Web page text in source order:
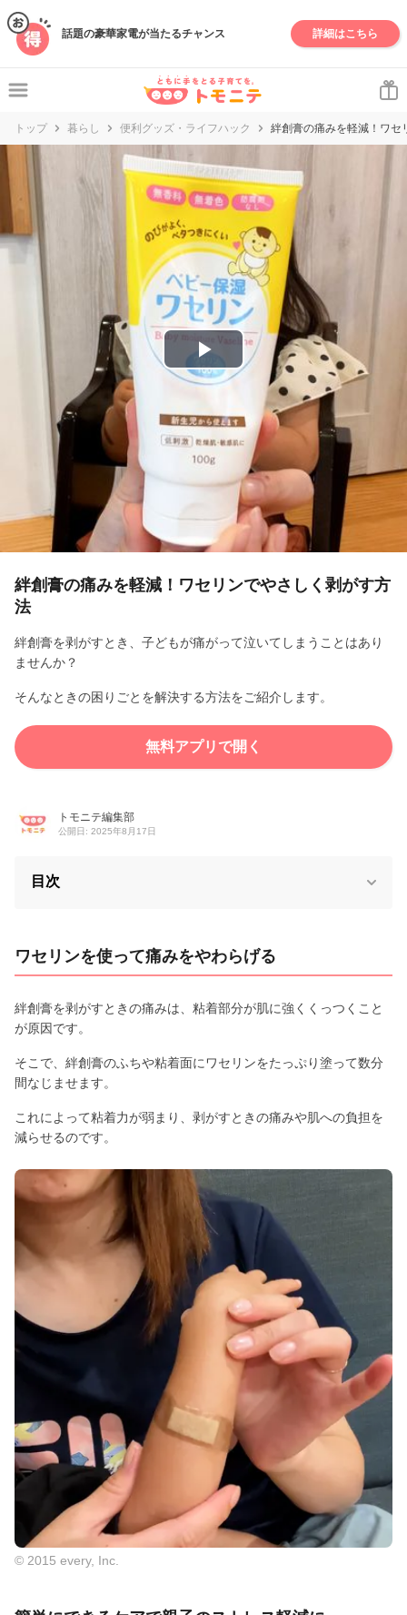
話題の豪華家電が当たるチャンス 詳細はこちら
トップ 暮らし 便利グッズ・ライフハック 絆創膏の痛みを軽減！ワセ
P
l
a
y
V
e
o
絆創膏の痛みを軽減！ワセリンでやさしく剥がす方
法
絆創膏を剥がすとき、子どもが痛がって泣いてしまうことはあり
ませんか？
そんなときの困りごとを解決する方法をご紹介します。
無料アプリで開く
トモニテ編集部
公開日: 2025年8月17日
目次
ワセリンを使って痛みをやわらげる
絆創膏を剥がすときの痛みは、粘着部分が肌に強くくっつくこと
が原因です。
そこで、絆創膏のふちや粘着面にワセリンをたっぷり塗って数分
間なじませます。
これによって粘着力が弱まり、剥がすときの痛みや肌への負担を
減らせるのです。
© 2015 every, Inc.